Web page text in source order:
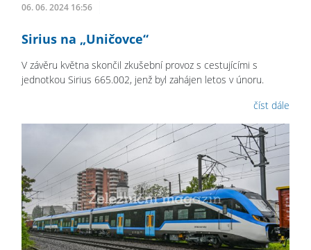
06. 06. 2024 16:56
Sirius na „Uničovce“
V závěru května skončil zkušební provoz s cestujícími s
jednotkou Sirius 665.002, jenž byl zahájen letos v únoru.
číst dále